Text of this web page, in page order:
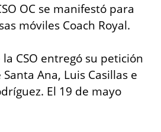
OC se manifestó para
móviles Coach Royal.
CSO entregó su petición
Ana, Luis Casillas e
El 19 de mayo